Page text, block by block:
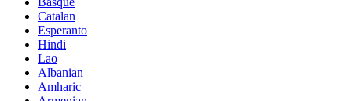
Catalan
Esperanto
Hindi
Lao
Albanian
Amharic